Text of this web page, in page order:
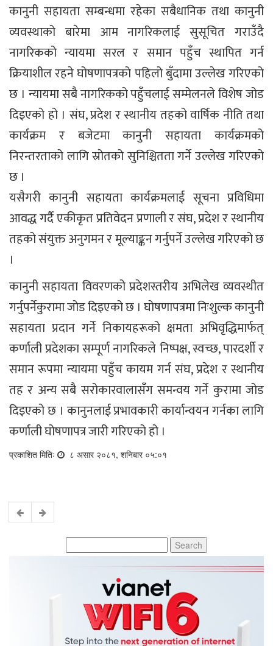
कानुनी सहायता सम्बन्धमा रहेका सबैधानिक तथा कानुनी
व्यवस्थाको बारेमा आम नागरिकलाई सुसूचित गराउँदै
नागरिकको न्यायमा सरल र समान पहुँच स्थापित गर्न
क्रियाशील रहने घोषणापत्रको पहिलो बुँदामा उल्लेख गरिएको
छ । न्यायमा सबै नागरिकको पहुँचलाई सम्मेलनले विशेष जोड
दिइएको हो । संघ, प्रदेश र स्थानीय तहको वार्षिक नीति तथा
कार्यक्रम र बजेटमा कानुनी सहायता कार्यक्रमको
निरन्तरताको लागि स्रोतको सुनिश्चितता गर्ने उल्लेख गरिएको
छ ।
यसैगरी कानुनी सहायता कार्यक्रमलाई सूचना प्रविधिमा
आवद्ध गर्दै एकीकृत प्रतिवेदन प्रणाली र संघ, प्रदेश र स्थानीय
तहको संयुक्त अनुगमन र मूल्याङ्कन गर्नुपर्ने उल्लेख गरिएको छ
।
कानुनी सहायता विवरणको प्रदेशस्तरीय अभिलेख व्यवस्थीत
गर्नुपर्नेकुरामा जोड दिइएको छ । घोषणापत्रमा निःशुल्क कानुनी
सहायता प्रदान गर्ने निकायहरूको क्षमता अभिवृद्धिमार्फत्
कर्णाली प्रदेशका सम्पूर्ण नागरिकले निष्पक्ष, स्वच्छ, पारदर्शी र
समान रूपमा न्यायमा पहुँच कायम गर्न संघ, प्रदेश र स्थानीय
तह र अन्य सबै सरोकारवालासँग समन्वय गर्ने कुरामा जोड
दिइएको छ । कानुनलाई प्रभावकारी कार्यान्वयन गर्नका लागि
कर्णाली घोषणापत्र जारी गरिएको हो ।
प्रकाशित मितिः ८ असार २०८१, शनिबार ०५:०१
for: